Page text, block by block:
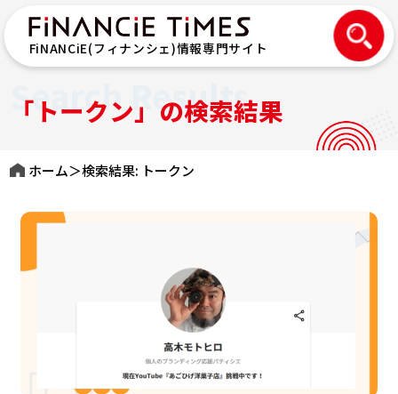
FiNANCiE(フィナンシェ)情報専門サイト
「トークン」の検索結果
Search Results
ホーム＞検索結果: トークン